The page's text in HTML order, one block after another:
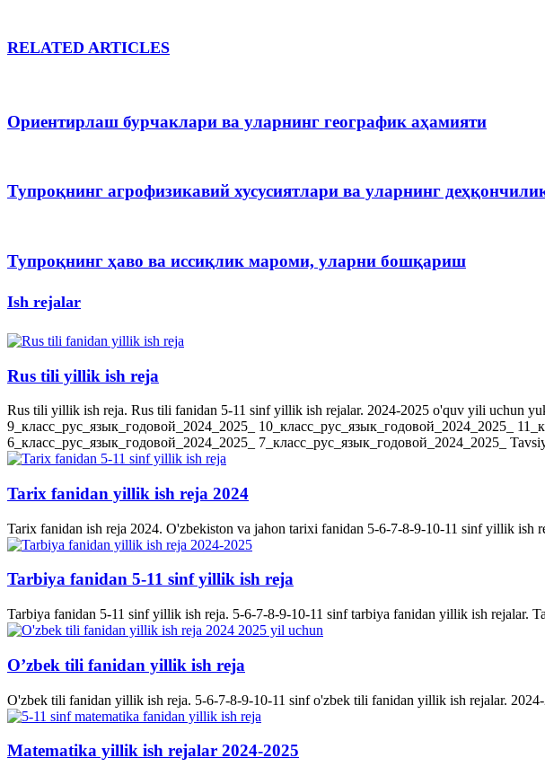
RELATED ARTICLES
Ориентирлаш бурчаклари ва уларнинг географик аҳамияти
Тупроқнинг агрофизикавий хусусиятлари ва уларнинг
Тупроқнинг ҳаво ва иссиқлик мароми, уларни бошқариш
Ish rejalar
Rus tili yillik ish reja
Rus tili yillik ish reja. Rus tili fanidan 5-11 sinf yillik ish rejalar. 2024-2025 o'quv yili uchun
9_класс_рус_язык_годовой_2024_2025_ 10_класс_рус_язык_годовой_2024_2025_
6_класс_рус_язык_годовой_2024_2025_ 7_класс_рус_язык_годовой_2024_2025_
Tarix fanidan yillik ish reja 2024
Tarix fanidan ish reja 2024. O'zbekiston va jahon tarixi fanidan 5-6-7-8-9-10-11 sinf yillik
Tarbiya fanidan 5-11 sinf yillik ish reja
Tarbiya fanidan 5-11 sinf yillik ish reja. 5-6-7-8-9-10-11 sinf tarbiya fanidan yillik ish
O’zbek tili fanidan yillik ish reja
O'zbek tili fanidan yillik ish reja. 5-6-7-8-9-10-11 sinf o'zbek tili fanidan yillik ish rejalar.
Matematika yillik ish rejalar 2024-2025